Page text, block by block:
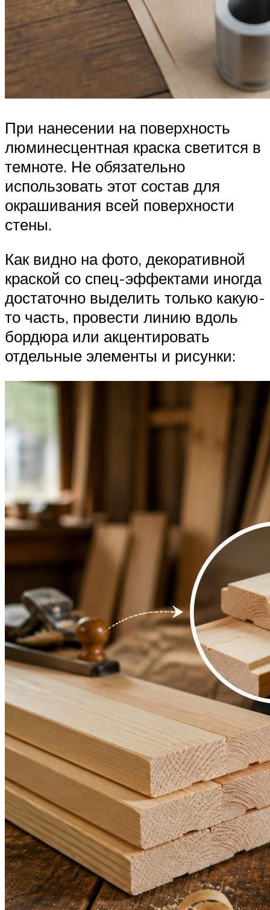
При нанесении на поверхность
люминесцентная краска светится в
темноте. Не обязательно
использовать этот состав для
окрашивания всей поверхности
стены.
Как видно на фото, декоративной
краской со спец-эффектами иногда
достаточно выделить только какую-
то часть, провести линию вдоль
бордюра или акцентировать
отдельные элементы и рисунки: